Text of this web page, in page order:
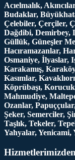
Acıelmalık,
Budaklar,
Çelebiler, Çerçiler,
Dağdibi, Demirbey,
Güllük, Güneşler
Hacıramazanlar,
Osmaniye, İlyaslar,
Karakamış,
Kasımlar,
Köprübaşı,
Mahmudiye,
Ozanlar,
Şeker, Semerciler,
Taşlık, Tekeler,
Yahyalar, Yenicami,